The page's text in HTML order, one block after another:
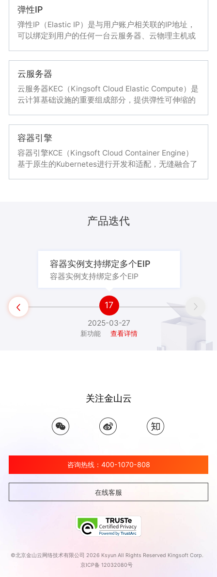
事件驱动类型业务
Serverless形态的容器，适合构建基于事件驱动型的
业务。借助金山云容器实例，提供高弹性、高并发的
事件处理能力
高弹性
秒级的弹性扩容能力，有效应对高弹性、高并发的场
景
无需管理宿主机和集群，直接运行容器，兼容
低成本
对象存储 消息队列RabbitMQ
接入k8s集群场景
通过虚拟节点，支持将容器实例作为Kubernetes集群
中的Pod进行调度。容器实例为您的集群提供额外的
海量弹性能力
高弹性
秒级创建
无需提前添加服务器，直接启动容器
通过消除服务单点故障，提升应用系统的可靠性
弹性IP
弹性IP（Elastic IP）是与用户账户相关联的IP地址，
可以绑定到用户的任何一台云服务器、云物理主机或
重新映射到账户中的另一个云服务器、云物理主机或
负载均衡上，从而屏蔽实例故障。金山云弹性IP拥有
多种灵活的计费方式，可以满足各种业务场景的需
求。
云服务器
云服务器KEC（Kingsoft Cloud Elastic Compute）是
云计算基础设施的重要组成部分，提供弹性可伸缩的
部署所需服务器环境。云服务器相对物理服务器更为
简单高效，可随时根据业务需要进行调配，提升运维
效率。
容器引擎
容器引擎KCE（Kingsoft Cloud Container Engine）
基于原生的Kubernetes进行开发和适配，无缝融合了
产品迭代
 
17
容器实例支持绑定多个EIP
容器实例支持绑定多个EIP
2025-03-27
新功能 查看详情
关注金山云
咨询热线：400-1070-808
在线客服
©北京金山云网络技术有限公司 2026 Ksyun All Rights Reserved Kingsoft Corp.
京ICP备 12032080号